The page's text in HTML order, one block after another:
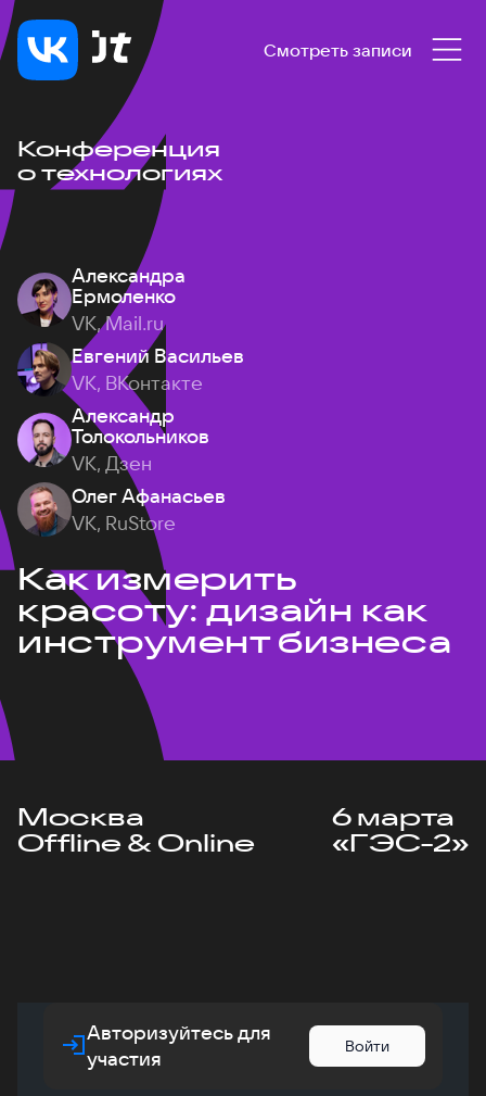
Смотреть записи
Конференция
о технологиях
Александра
Ермоленко
VK, Mail.ru
Евгений Васильев
VK, ВКонтакте
Александр
Толокольников
VK, Дзен
Олег Афанасьев
VK, RuStore
Как измерить
красоту: дизайн как
инструмент бизнеса
Москва
Offline & Online
6 марта
«ГЭС-2»
Авторизуйтесь для
участия
Войти